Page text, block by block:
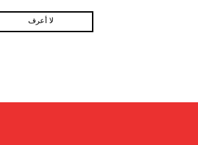
لا أعرف